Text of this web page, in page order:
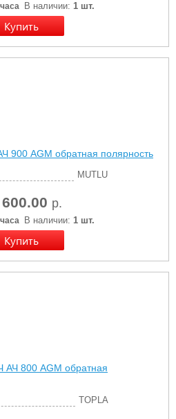
В наличии: 1 шт.
900 AGM обратная полярность
MUTLU
р.
В наличии: 1 шт.
АЧ 800 AGM обратная
TOPLA